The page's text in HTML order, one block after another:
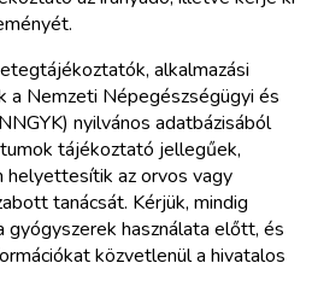
alkalmazási
a Nemzeti Népegészségügyi és
nyilvános adatbázisából
tájékoztató jellegűek,
helyettesítik az orvos vagy
tanácsát. Kérjük, mindig
gyógyszerek használata előtt, és
közvetlenül a hivatalos